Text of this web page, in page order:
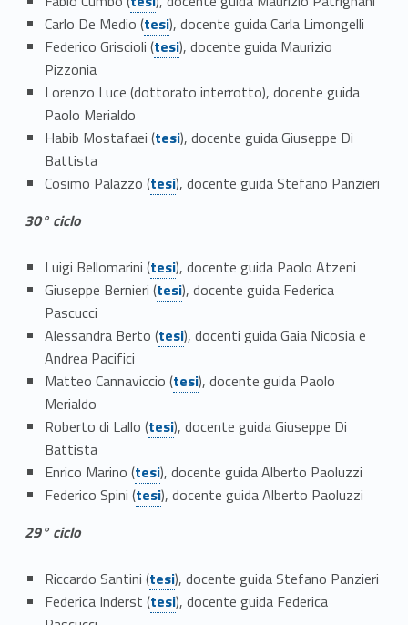
Carlo De Medio (Link identifier #identifier__2298-27
tesi), docente guida Carla Limongelli
Federico Griscioli (Link identifier #identifier__5339-28
tesi), docente guida Maurizio
Pizzonia
Lorenzo Luce (dottorato interrotto), docente guida
Paolo Merialdo
Habib Mostafaei (Link identifier #identifier__78561-29
tesi), docente guida Giuseppe Di
Battista
Cosimo Palazzo (Link identifier #identifier__99379-30
tesi), docente guida Stefano Panzieri
30° ciclo
Luigi Bellomarini (Link identifier #identifier__55254-31
tesi), docente guida Paolo Atzeni
Giuseppe Bernieri (Link identifier #identifier__127594-32
tesi), docente guida Federica
Pascucci
Alessandra Berto (Link identifier #identifier__49478-33
tesi), docenti guida Gaia Nicosia e
Andrea Pacifici
Matteo Cannaviccio (Link identifier #identifier__124832-34
tesi), docente guida Paolo
Merialdo
Roberto di Lallo (Link identifier #identifier__168868-35
tesi), docente guida Giuseppe Di
Battista
Enrico Marino (Link identifier #identifier__29925-36
tesi), docente guida Alberto Paoluzzi
Federico Spini (Link identifier #identifier__187684-37
tesi), docente guida Alberto Paoluzzi
29° ciclo
Riccardo Santini (Link identifier #identifier__125532-38
tesi), docente guida Stefano Panzieri
Federica Inderst (Link identifier #identifier__97552-39
tesi), docente guida Federica